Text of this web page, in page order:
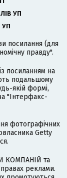
УП
УП
посилання (для
правду".
посиланням на
подальшому
якій формі,
"Інтерфакс-
фотографічних
Getty
КОМПАНІЙ та
реклами.